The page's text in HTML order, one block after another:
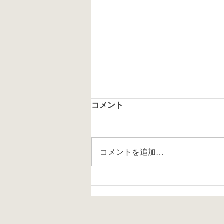
自律した学び手を育てようと
平塚市の算数部会で自由進度
コメント
コメントを追加…